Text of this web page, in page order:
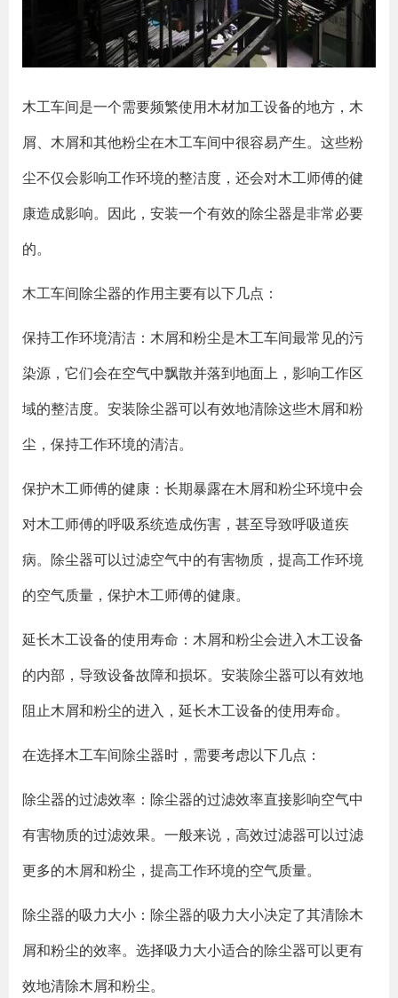
木工车间是一个需要频繁使用木材加工设备的地方，木
屑、木屑和其他粉尘在木工车间中很容易产生。这些粉
尘不仅会影响工作环境的整洁度，还会对木工师傅的健
康造成影响。因此，安装一个有效的除尘器是非常必要
的。
木工车间除尘器的作用主要有以下几点：
保持工作环境清洁：木屑和粉尘是木工车间最常见的污
染源，它们会在空气中飘散并落到地面上，影响工作区
域的整洁度。安装除尘器可以有效地清除这些木屑和粉
尘，保持工作环境的清洁。
保护木工师傅的健康：长期暴露在木屑和粉尘环境中会
对木工师傅的呼吸系统造成伤害，甚至导致呼吸道疾
病。除尘器可以过滤空气中的有害物质，提高工作环境
的空气质量，保护木工师傅的健康。
延长木工设备的使用寿命：木屑和粉尘会进入木工设备
的内部，导致设备故障和损坏。安装除尘器可以有效地
阻止木屑和粉尘的进入，延长木工设备的使用寿命。
在选择木工车间除尘器时，需要考虑以下几点：
除尘器的过滤效率：除尘器的过滤效率直接影响空气中
有害物质的过滤效果。一般来说，高效过滤器可以过滤
更多的木屑和粉尘，提高工作环境的空气质量。
除尘器的吸力大小：除尘器的吸力大小决定了其清除木
屑和粉尘的效率。选择吸力大小适合的除尘器可以更有
效地清除木屑和粉尘。